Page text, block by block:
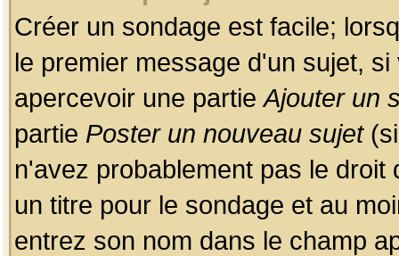
Créer un sondage est facile;
le premier message d'un sujet,
apercevoir une partieAjouter un
partie Poster un nouveau sujet(si
n'avez probablement pas le
un titre pour le sondage et au
entrez son nom dans le champ